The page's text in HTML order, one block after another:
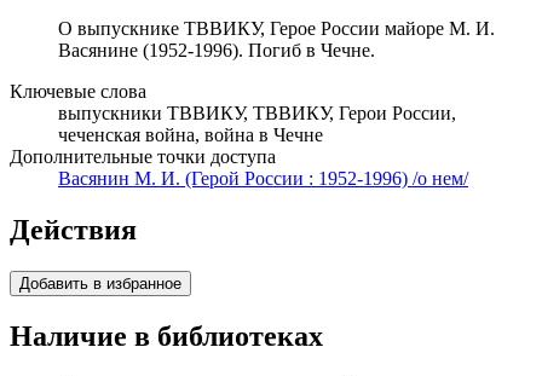
О выпускнике ТВВИКУ, Герое России майоре М. И.
Васянине (1952-1996). Погиб в Чечне.
Ключевые слова
выпускники ТВВИКУ, ТВВИКУ, Герои России,
чеченская война, война в Чечне
Дополнительные точки доступа
Васянин М. И. (Герой России : 1952-1996) /о нем/
Действия
Добавить в избранное
Наличие в библиотеках